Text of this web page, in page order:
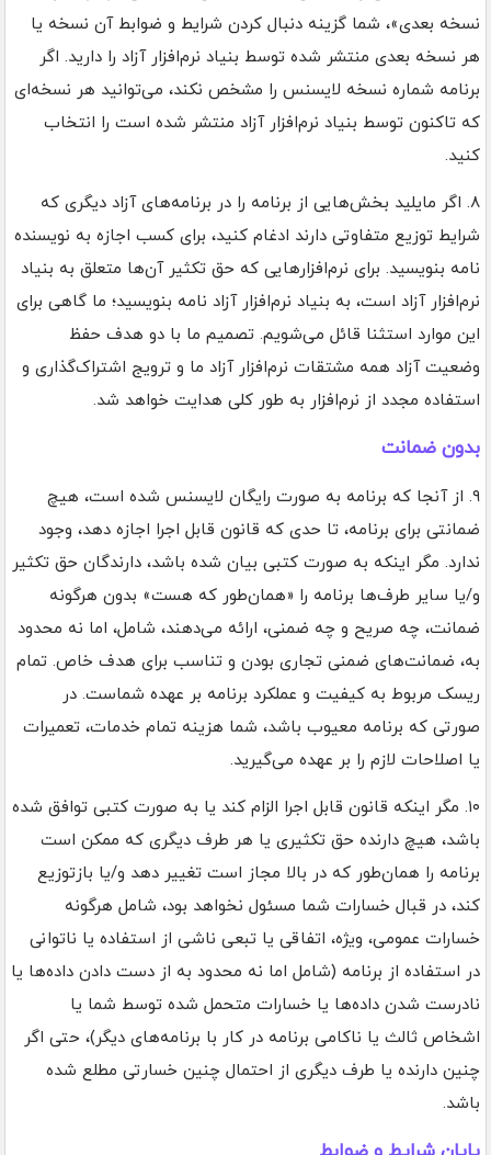
نسخه بعدی»، شما گزینه دنبال کردن شرایط و ضوابط آن نسخه یا
هر نسخه بعدی منتشر شده توسط بنیاد نرم‌افزار آزاد را دارید. اگر
برنامه شماره نسخه لایسنس را مشخص نکند، می‌توانید هر نسخه‌ای
که تاکنون توسط بنیاد نرم‌افزار آزاد منتشر شده است را انتخاب
کنید.
۸. اگر مایلید بخش‌هایی از برنامه را در برنامه‌های آزاد دیگری که
شرایط توزیع متفاوتی دارند ادغام کنید، برای کسب اجازه به نویسنده
نامه بنویسید. برای نرم‌افزارهایی که حق تکثیر آن‌ها متعلق به بنیاد
نرم‌افزار آزاد است، به بنیاد نرم‌افزار آزاد نامه بنویسید؛ ما گاهی برای
این موارد استثنا قائل می‌شویم. تصمیم ما با دو هدف حفظ
وضعیت آزاد همه مشتقات نرم‌افزار آزاد ما و ترویج اشتراک‌گذاری و
استفاده مجدد از نرم‌افزار به طور کلی هدایت خواهد شد.
بدون ضمانت
۹. از آنجا که برنامه به صورت رایگان لایسنس شده است، هیچ
ضمانتی برای برنامه، تا حدی که قانون قابل اجرا اجازه دهد، وجود
ندارد. مگر اینکه به صورت کتبی بیان شده باشد، دارندگان حق تکثیر
و/یا سایر طرف‌ها برنامه را «همان‌طور که هست» بدون هرگونه
ضمانت، چه صریح و چه ضمنی، ارائه می‌دهند، شامل، اما نه محدود
به، ضمانت‌های ضمنی تجاری بودن و تناسب برای هدف خاص. تمام
ریسک مربوط به کیفیت و عملکرد برنامه بر عهده شماست. در
صورتی که برنامه معیوب باشد، شما هزینه تمام خدمات، تعمیرات
یا اصلاحات لازم را بر عهده می‌گیرید.
۱۰. مگر اینکه قانون قابل اجرا الزام کند یا به صورت کتبی توافق شده
باشد، هیچ دارنده حق تکثیری یا هر طرف دیگری که ممکن است
برنامه را همان‌طور که در بالا مجاز است تغییر دهد و/یا بازتوزیع
کند، در قبال خسارات شما مسئول نخواهد بود، شامل هرگونه
خسارات عمومی، ویژه، اتفاقی یا تبعی ناشی از استفاده یا ناتوانی
در استفاده از برنامه (شامل اما نه محدود به از دست دادن داده‌ها یا
نادرست شدن داده‌ها یا خسارات متحمل شده توسط شما یا
اشخاص ثالث یا ناکامی برنامه در کار با برنامه‌های دیگر)، حتی اگر
چنین دارنده یا طرف دیگری از احتمال چنین خسارتی مطلع شده
باشد.